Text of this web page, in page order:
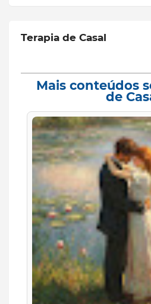
Terapia de Casal
Mais conteúdos
de